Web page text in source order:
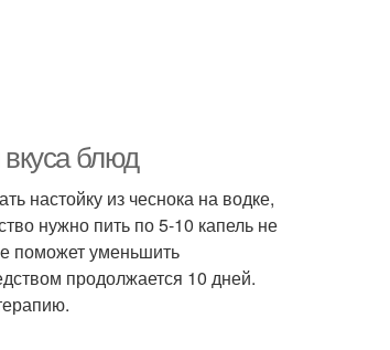
блюд
настойку из чеснока на водке,
нужно пить по 5-10 капель не
поможет уменьшить
продолжается 10 дней.